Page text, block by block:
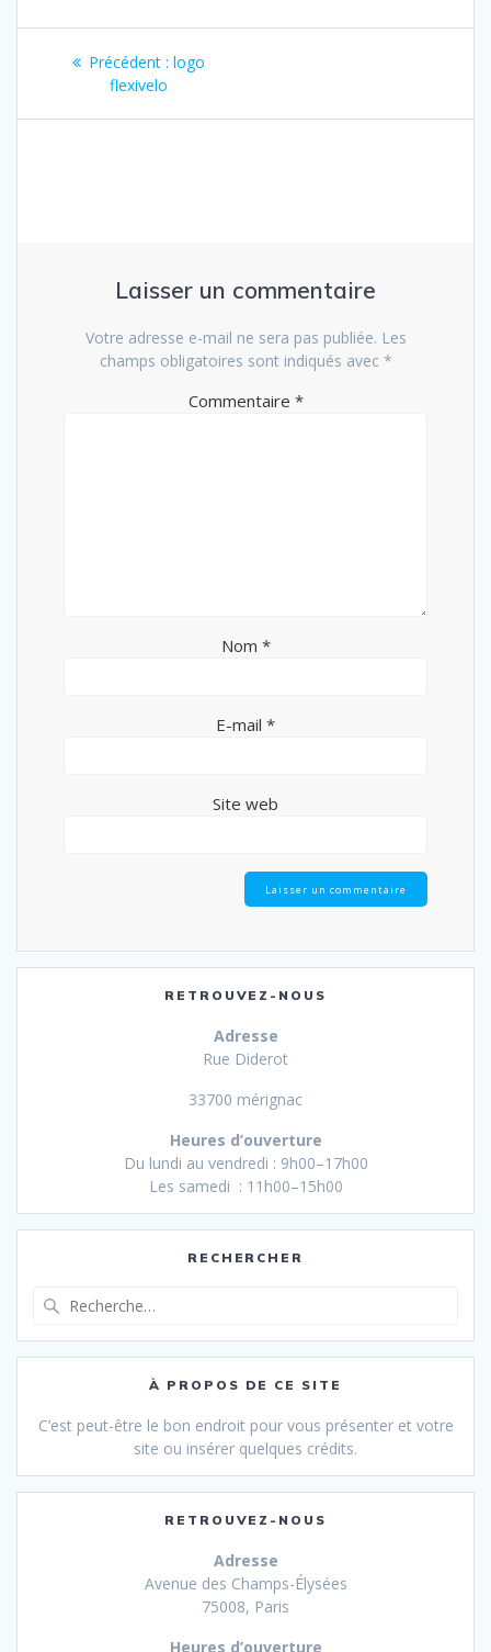
Navigation
Précédent : Article
logo
flexivelo
Laisser un commentaire
Votre adresse e-mail ne sera pas publiée. Les
champs obligatoires sont indiqués avec *
Commentaire *
Nom *
E-mail *
Site web
RETROUVEZ-NOUS
Adresse
Rue Diderot
33700 mérignac
Heures d’ouverture
Du lundi au vendredi : 9h00–17h00
Les samedi : 11h00–15h00
RECHERCHER
:
À PROPOS DE CE SITE
C’est peut-être le bon endroit pour vous présenter et votre
site ou insérer quelques crédits.
RETROUVEZ-NOUS
Adresse
Avenue des Champs-Élysées
75008, Paris
Heures d’ouverture